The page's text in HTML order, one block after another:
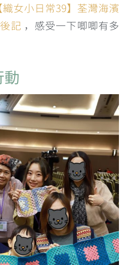
織女小日常39】荃灣海濱
記 ，感受一下唧唧有多